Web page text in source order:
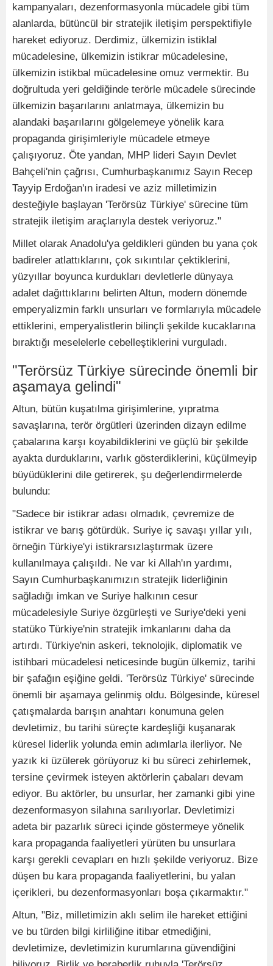
kampanyaları, dezenformasyonla mücadele gibi tüm
alanlarda, bütüncül bir stratejik iletişim perspektifiyle
hareket ediyoruz. Derdimiz, ülkemizin istiklal
mücadelesine, ülkemizin istikrar mücadelesine,
ülkemizin istikbal mücadelesine omuz vermektir. Bu
doğrultuda yeri geldiğinde terörle mücadele sürecinde
ülkemizin başarılarını anlatmaya, ülkemizin bu
alandaki başarılarını gölgelemeye yönelik kara
propaganda girişimleriyle mücadele etmeye
çalışıyoruz. Öte yandan, MHP lideri Sayın Devlet
Bahçeli'nin çağrısı, Cumhurbaşkanımız Sayın Recep
Tayyip Erdoğan'ın iradesi ve aziz milletimizin
desteğiyle başlayan 'Terörsüz Türkiye' sürecine tüm
stratejik iletişim araçlarıyla destek veriyoruz."
Millet olarak Anadolu'ya geldikleri günden bu yana çok
badireler atlattıklarını, çok sıkıntılar çektiklerini,
yüzyıllar boyunca kurdukları devletlerle dünyaya
adalet dağıttıklarını belirten Altun, modern dönemde
emperyalizmin farklı unsurları ve formlarıyla mücadele
ettiklerini, emperyalistlerin bilinçli şekilde kucaklarına
bıraktığı meselelerle cebelleştiklerini vurguladı.
"Terörsüz Türkiye sürecinde önemli bir
aşamaya gelindi"
Altun, bütün kuşatılma girişimlerine, yıpratma
savaşlarına, terör örgütleri üzerinden dizayn edilme
çabalarına karşı koyabildiklerini ve güçlü bir şekilde
ayakta durduklarını, varlık gösterdiklerini, küçülmeyip
büyüdüklerini dile getirerek, şu değerlendirmelerde
bulundu:
"Sadece bir istikrar adası olmadık, çevremize de
istikrar ve barış götürdük. Suriye iç savaşı yıllar yılı,
örneğin Türkiye'yi istikrarsızlaştırmak üzere
kullanılmaya çalışıldı. Ne var ki Allah'ın yardımı,
Sayın Cumhurbaşkanımızın stratejik liderliğinin
sağladığı imkan ve Suriye halkının cesur
mücadelesiyle Suriye özgürleşti ve Suriye'deki yeni
statüko Türkiye'nin stratejik imkanlarını daha da
artırdı. Türkiye'nin askeri, teknolojik, diplomatik ve
istihbari mücadelesi neticesinde bugün ülkemiz, tarihi
bir şafağın eşiğine geldi. 'Terörsüz Türkiye' sürecinde
önemli bir aşamaya gelinmiş oldu. Bölgesinde, küresel
çatışmalarda barışın anahtarı konumuna gelen
devletimiz, bu tarihi süreçte kardeşliği kuşanarak
küresel liderlik yolunda emin adımlarla ilerliyor. Ne
yazık ki üzülerek görüyoruz ki bu süreci zehirlemek,
tersine çevirmek isteyen aktörlerin çabaları devam
ediyor. Bu aktörler, bu unsurlar, her zamanki gibi yine
dezenformasyon silahına sarılıyorlar. Devletimizi
adeta bir pazarlık süreci içinde göstermeye yönelik
kara propaganda faaliyetleri yürüten bu unsurlara
karşı gerekli cevapları en hızlı şekilde veriyoruz. Bize
düşen bu kara propaganda faaliyetlerini, bu yalan
içerikleri, bu dezenformasyonları boşa çıkarmaktır."
Altun, "Biz, milletimizin aklı selim ile hareket ettiğini
ve bu türden bilgi kirliliğine itibar etmediğini,
devletimize, devletimizin kurumlarına güvendiğini